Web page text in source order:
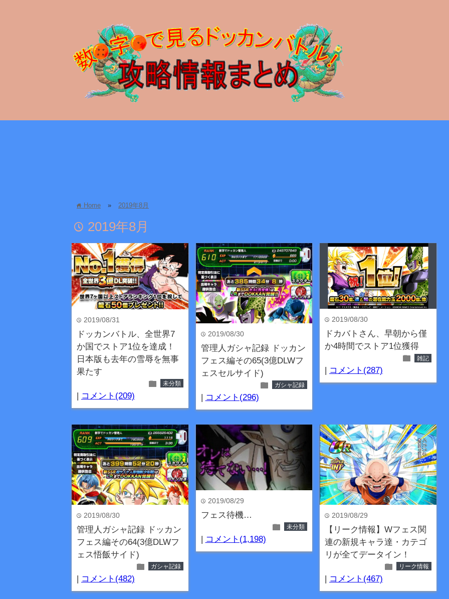
home Home » 2019年8月
time 2019年8月
time 2019/08/31
ドッカンバトル、全世界7
か国でストア1位を達成！
日本版も去年の雪辱を無事
果たす
folder 未分類
| コメント(209)
time 2019/08/30
管理人ガシャ記録 ドッカン
フェス編その65(3億DLWフ
ェスセルサイド)
folder ガシャ記録
| コメント(296)
time 2019/08/30
ドカバトさん、早朝から僅
か4時間でストア1位獲得
folder 雑記
| コメント(287)
time 2019/08/30
管理人ガシャ記録 ドッカン
フェス編その64(3億DLWフ
ェス悟飯サイド)
folder ガシャ記録
| コメント(482)
time 2019/08/29
フェス待機…
folder 未分類
| コメント(1,198)
time 2019/08/29
【リーク情報】Wフェス関
連の新規キャラ達・カテゴ
リが全てデータイン！
folder リーク情報
| コメント(467)